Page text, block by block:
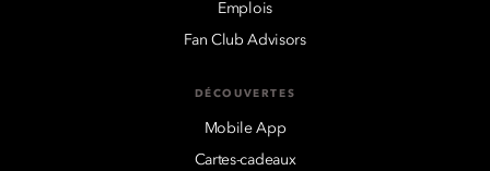
Emplois
Fan Club Advisors
DÉCOUVERTES
Mobile App
Cartes-cadeaux